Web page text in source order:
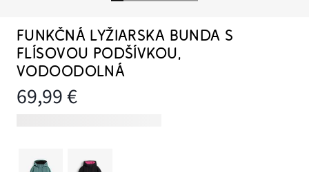
FUNKČNÁ LYŽIARSKA BUNDA S
FLÍSOVOU PODŠÍVKOU,
VODOODOLNÁ
69,99 €